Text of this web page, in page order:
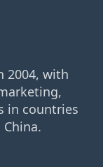
2004, with
in countries